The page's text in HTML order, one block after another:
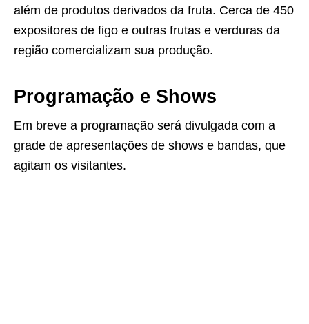
além de produtos derivados da fruta. Cerca de 450
expositores de figo e outras frutas e verduras da
região comercializam sua produção.
Programação e Shows
Em breve a programação será divulgada com a
grade de apresentações de shows e bandas, que
agitam os visitantes.